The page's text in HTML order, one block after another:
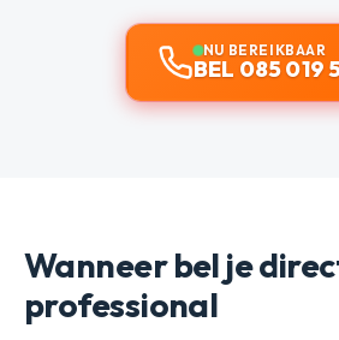
NU BEREIKBAAR
BEL 085 019
Wanneer bel je
professional